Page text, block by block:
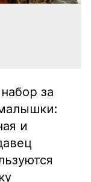
за
и